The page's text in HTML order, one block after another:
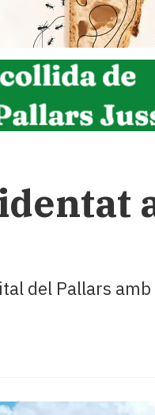
del Pallars